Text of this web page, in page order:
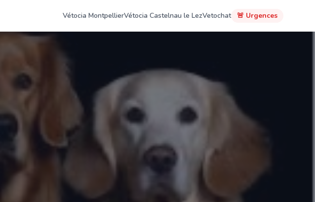
Vétocia MontpellierVétocia Castelnau le LezVetochat 🚨 Urgences